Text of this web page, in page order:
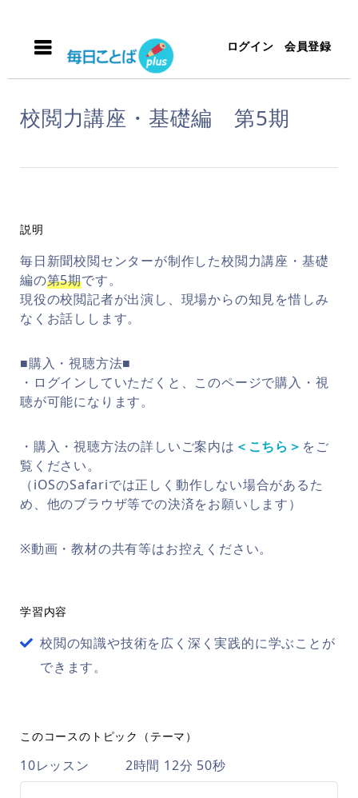
ログイン 会員登録
校閲力講座・基礎編 第5期
説明
毎日新聞校閲センターが制作した校閲力講座・基礎
編の第5期です。
現役の校閲記者が出演し、現場からの知見を惜しみ
なくお話しします。
■購入・視聴方法■
・ログインしていただくと、このページで購入・視
聴が可能になります。
・購入・視聴方法の詳しいご案内は ＜こちら＞ をご
覧ください。
（iOSのSafariでは正しく動作しない場合があるた
め、他のブラウザ等での決済をお願いします）
※動画・教材の共有等はお控えください。
学習内容
校閲の知識や技術を広く深く実践的に学ぶことが
できます。
このコースのトピック（テーマ）
10レッスン 2時間 12分 50秒